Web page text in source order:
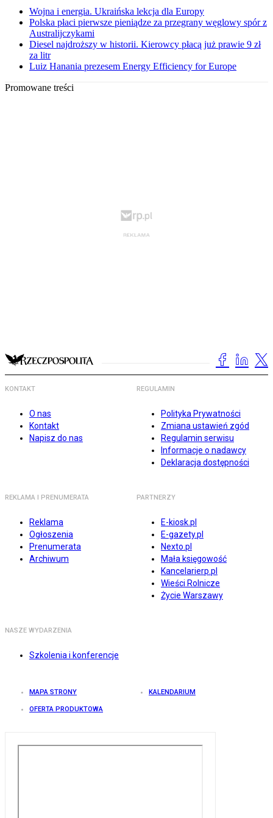
Wojna i energia. Ukraińska lekcja dla Europy
Polska płaci pierwsze pieniądze za przegrany węglowy spór z
Australijczykami
Diesel najdroższy w historii. Kierowcy płacą już prawie 9 zł
za litr
Luiz Hanania prezesem Energy Efficiency for Europe
Promowane treści
KONTAKT
O nas
Kontakt
Napisz do nas
REGULAMIN
Polityka Prywatności
Zmiana ustawień zgód
Regulamin serwisu
Informacje o nadawcy
Deklaracja dostępności
REKLAMA I PRENUMERATA
Reklama
Ogłoszenia
Prenumerata
Archiwum
PARTNERZY
E-kiosk.pl
E-gazety.pl
Nexto.pl
Mała księgowość
Kancelarierp.pl
Wieści Rolnicze
Życie Warszawy
NASZE WYDARZENIA
Szkolenia i konferencje
MAPA STRONY KALENDARIUM
OFERTA PRODUKTOWA